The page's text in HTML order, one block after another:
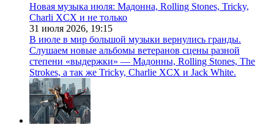
Новая музыка июля: Мадонна, Rolling Stones, Tricky,
Charli XCX и не только
31 июля 2026, 19:15
В июле в мир большой музыки вернулись гранды.
Слушаем новые альбомы ветеранов сцены разной
степени «выдержки» — Мадонны, Rolling Stones, The
Strokes, а так же Tricky, Charlie XCX и Jack White.